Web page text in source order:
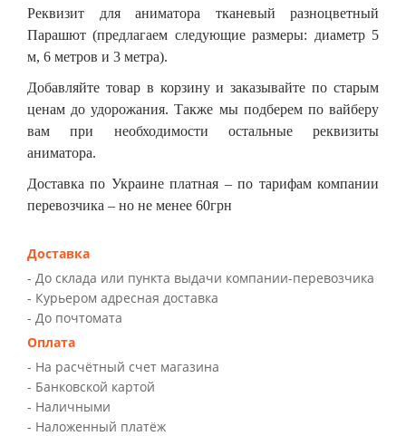
Реквизит для аниматора тканевый разноцветный
Парашют (предлагаем следующие размеры: диаметр 5
м, 6 метров и 3 метра).
Добавляйте товар в корзину и заказывайте по старым
ценам до удорожания. Также мы подберем по вайберу
вам при необходимости остальные реквизиты
аниматора.
Доставка по Украине платная – по тарифам компании
перевозчика – но не менее 60грн
Доставка
- До склада или пункта выдачи компании-перевозчика
- Курьером адресная доставка
- До почтомата
Оплата
- На расчётный счет магазина
- Банковской картой
- Наличными
- Наложенный платёж